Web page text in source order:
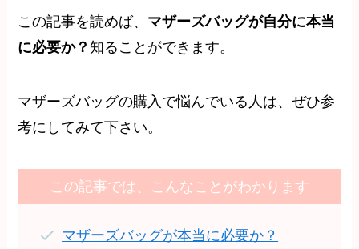
この記事を読めば、 マザーズバッグが自分に本当
に必要か？知ることができます。
マザーズバッグの購入で悩んでいる人は、ぜひ参
考にしてみて下さい。
この記事では、こんなことがわかります
マザーズバッグが本当に必要か？